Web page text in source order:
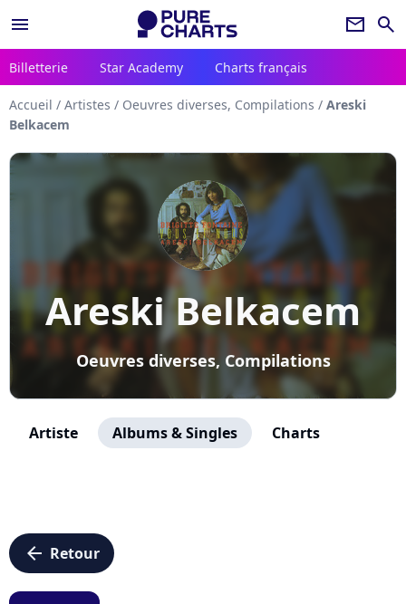
menu newsletter search
Billetterie Star Academy Charts français
Accueil / Artistes / Oeuvres diverses, Compilations / Areski
Belkacem
Areski Belkacem
Oeuvres diverses, Compilations
Artiste Albums & Singles Charts
arrow_left Retour